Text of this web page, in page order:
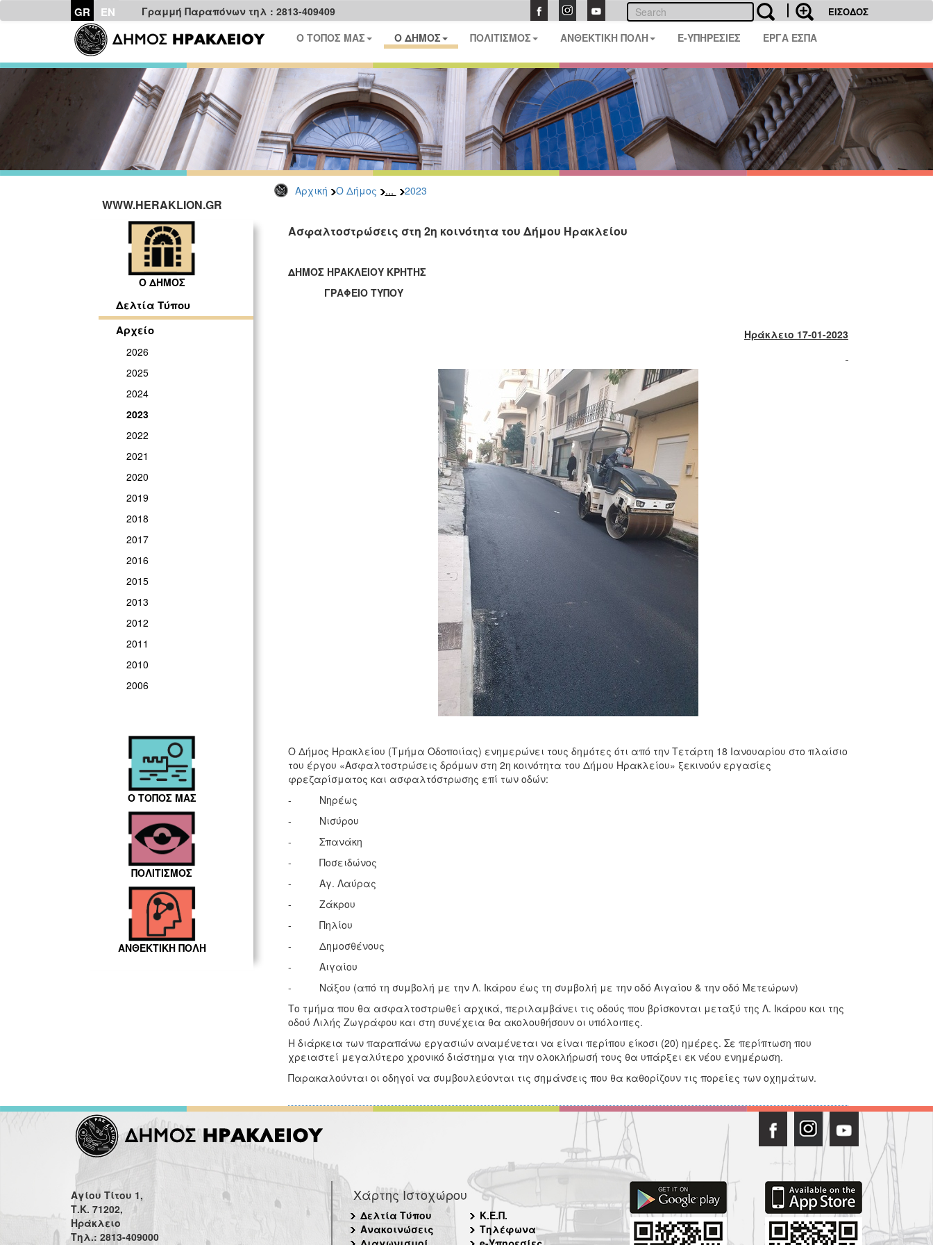
GR EN Γραμμή Παραπόνων τηλ : 2813-409409 ΕΙΣΟΔΟΣ
Ο ΤΟΠΟΣ ΜΑΣ Ο ΔΗΜΟΣ ΠΟΛΙΤΙΣΜΟΣ ΑΝΘΕΚΤΙΚΗ ΠΟΛΗ E-ΥΠΗΡΕΣΙΕΣ ΕΡΓΑ ΕΣΠΑ
Αρχική Ο Δήμος ... 2023
WWW.HERAKLION.GR
Ο ΔΗΜΟΣ
Δελτία Τύπου
Αρχείο
2026
2025
2024
2023
2022
2021
2020
2019
2018
2017
2016
2015
2013
2012
2011
2010
2006
Ο ΤΟΠΟΣ ΜΑΣ
ΠΟΛΙΤΙΣΜΟΣ
ΑΝΘΕΚΤΙΚΗ ΠΟΛΗ
Ασφαλτοστρώσεις στη 2η κοινότητα του Δήμου Ηρακλείου
ΔΗΜΟΣ ΗΡΑΚΛΕΙΟΥ ΚΡΗΤΗΣ
ΓΡΑΦΕΙΟ ΤΥΠΟΥ
Ηράκλειο 17-01-2023
Ο Δήμος Ηρακλείου (Τμήμα Οδοποιίας) ενημερώνει τους δημότες ότι από την Τετάρτη 18 Ιανουαρίου στο πλαίσιο
του έργου «Ασφαλτοστρώσεις δρόμων στη 2η κοινότητα του Δήμου Ηρακλείου» ξεκινούν εργασίες
φρεζαρίσματος και ασφαλτόστρωσης επί των οδών:
- Νηρέως
- Νισύρου
- Σπανάκη
- Ποσειδώνος
- Αγ. Λαύρας
- Ζάκρου
- Πηλίου
- Δημοσθένους
- Αιγαίου
- Νάξου (από τη συμβολή με την Λ. Ικάρου έως τη συμβολή με την οδό Αιγαίου & την οδό Μετεώρων)
Το τμήμα που θα ασφαλτοστρωθεί αρχικά, περιλαμβάνει τις οδούς που βρίσκονται μεταξύ της Λ. Ικάρου και της
οδού Λιλής Ζωγράφου και στη συνέχεια θα ακολουθήσουν οι υπόλοιπες.
Η διάρκεια των παραπάνω εργασιών αναμένεται να είναι περίπου είκοσι (20) ημέρες. Σε περίπτωση που
χρειαστεί μεγαλύτερο χρονικό διάστημα για την ολοκλήρωσή τους θα υπάρξει εκ νέου ενημέρωση.
Παρακαλούνται οι οδηγοί να συμβουλεύονται τις σημάνσεις που θα καθορίζουν τις πορείες των οχημάτων.
Αγίου Τίτου 1,
Τ.Κ. 71202,
Ηράκλειο
Τηλ.: 2813-409000
Χάρτης Ιστοχώρου
Δελτία Τύπου
Ανακοινώσεις
Κ.Ε.Π.
Τηλέφωνα